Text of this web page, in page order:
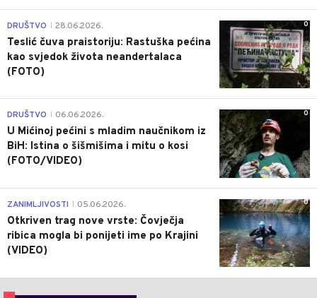
0
DRUŠTVO 28.06.2026.
Teslić čuva praistoriju: Rastuška pećina
kao svjedok života neandertalaca
(FOTO)
0
DRUŠTVO 06.06.2026.
U Mićinoj pećini s mladim naučnikom iz
BiH: Istina o šišmišima i mitu o kosi
(FOTO/VIDEO)
0
ZANIMLJIVOSTI 05.06.2026.
Otkriven trag nove vrste: Čovječja
ribica mogla bi ponijeti ime po Krajini
(VIDEO)